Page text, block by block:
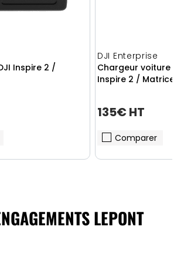
Inspire 2 /
DJI Enterprise
Chargeur voiture
Inspire 2 / Matrice
135€ HT
Comparer
LEPONT